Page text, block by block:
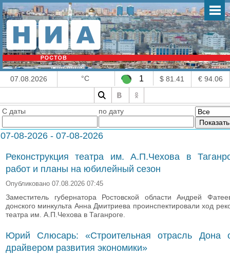
07.08.2026 °C 1 $ 81.41 € 94.06
С даты по дату
07-08-2026 - 07-08-2026
Реконструкция театра им. А.П.Чехова в
работ и планы на юбилейный сезон
Опубликовано 07.08.2026 07:45
Заместитель губернатора Ростовской области Андрей
донского минкульта Анна Дмитриева проинспектировали ход
театра им. А.П.Чехова в Таганроге.
Юрий Слюсарь: «Строительная отрасль Дона
драйвером развития экономики»